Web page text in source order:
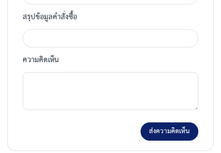
สรุปข้อมูลคำสั่งซื้อ
ความคิดเห็น
ส่งความคิดเห็น